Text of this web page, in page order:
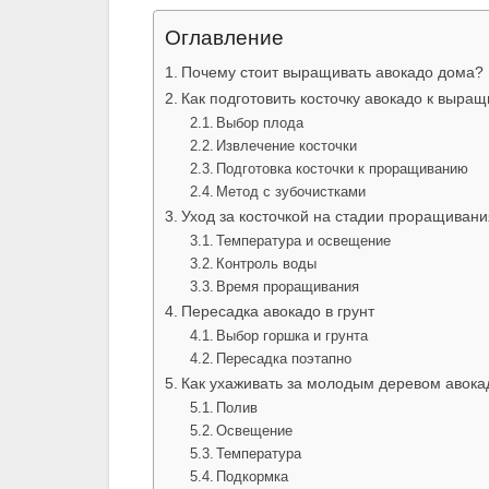
Оглавление
Почему стоит выращивать авокадо дома?
Как подготовить косточку авокадо к
Выбор плода
Извлечение косточки
Подготовка косточки к проращиванию
Метод с зубочистками
Уход за косточкой на стадии
Температура и освещение
Контроль воды
Время проращивания
Пересадка авокадо в грунт
Выбор горшка и грунта
Пересадка поэтапно
Как ухаживать за молодым деревом
Полив
Освещение
Температура
Подкормка